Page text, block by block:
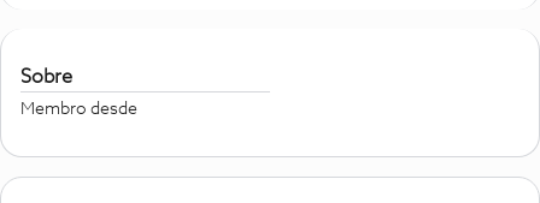
Sobre
Membro desde